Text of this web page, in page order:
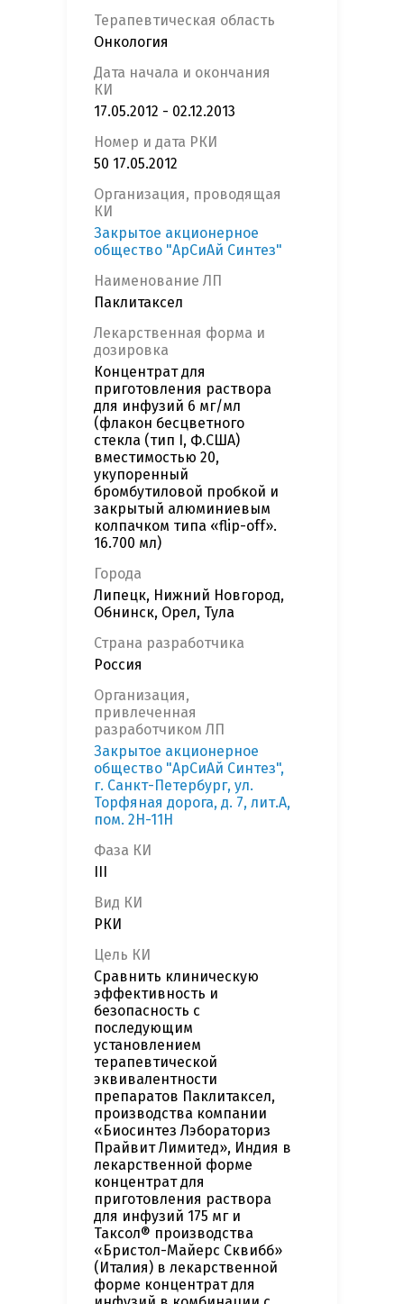
Терапевтическая область
Онкология
Дата начала и окончания
КИ
17.05.2012 - 02.12.2013
Номер и дата РКИ
50 17.05.2012
Организация, проводящая
КИ
Закрытое акционерное
общество "АрСиАй Синтез"
Наименование ЛП
Паклитаксел
Лекарственная форма и
дозировка
Концентрат для
приготовления раствора
для инфузий 6 мг/мл
(флакон бесцветного
стекла (тип I, Ф.США)
вместимостью 20,
укупоренный
бромбутиловой пробкой и
закрытый алюминиевым
колпачком типа «flip-off».
16.700 мл)
Города
Липецк, Нижний Новгород,
Обнинск, Орел, Тула
Страна разработчика
Россия
Организация,
привлеченная
разработчиком ЛП
Закрытое акционерное
общество "АрСиАй Синтез",
г. Санкт-Петербург, ул.
Торфяная дорога, д. 7, лит.А,
пом. 2Н-11Н
Фаза КИ
Вид КИ
РКИ
Цель КИ
Сравнить клиническую
эффективность и
безопасность с
последующим
установлением
терапевтической
эквивалентности
препаратов Паклитаксел,
производства компании
«Биосинтез Лэбораториз
Прайвит Лимитед», Индия в
лекарственной форме
концентрат для
приготовления раствора
для инфузий 175 мг и
Таксол® производства
«Бристол-Майерс Сквибб»
(Италия) в лекарственной
форме концентрат для